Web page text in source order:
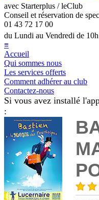
avec Starterplus / leClub
Conseil et réservation de
01 43 72 17 00
du Lundi au Vendredi de
≡
Accueil
Qui sommes nous
Les services offerts
Comment adhérer au club
Contactez-nous
Si vous avez installé
: